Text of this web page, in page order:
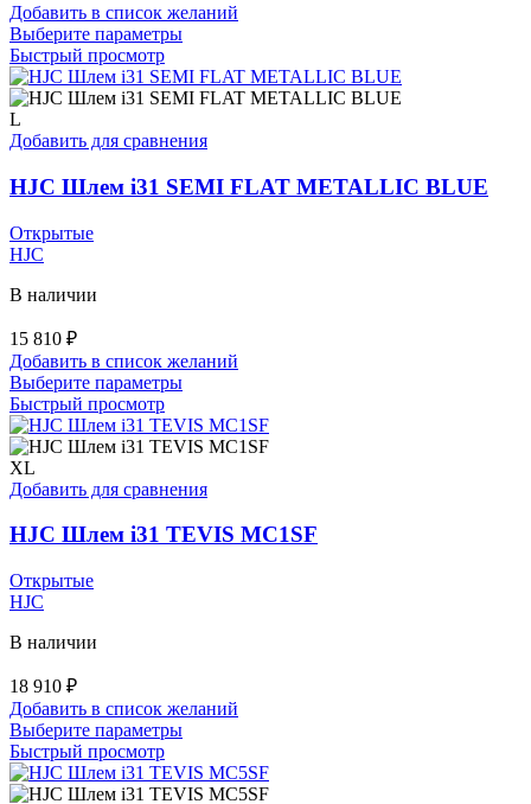
Добавить в список желаний
Выберите параметрыЭтот
имеет
несколько
Опции
выбрать
на
Быстрый просмотр
L
Добавить для сравнения
HJC Шлем i31 SEMI FLAT METALLIC BLUE
Открытые
HJC
В наличии
15 810 ₽
Добавить в список желаний
Выберите параметрыЭтот
имеет
несколько
Опции
выбрать
Быстрый просмотр
XL
Добавить для сравнения
HJC Шлем i31 TEVIS MC1SF
Открытые
HJC
В наличии
18 910 ₽
Добавить в список желаний
Выберите параметрыЭтот
имеет
несколько
Быстрый просмотр